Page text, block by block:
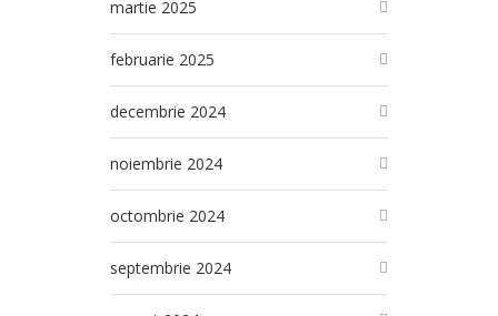
martie 2025
februarie 2025
decembrie 2024
noiembrie 2024
octombrie 2024
septembrie 2024